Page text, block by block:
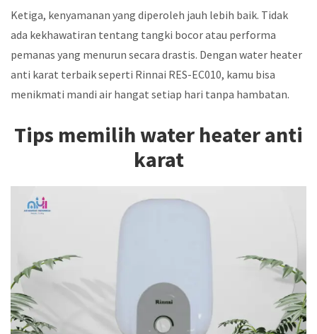
Ketiga, kenyamanan yang diperoleh jauh lebih baik. Tidak
ada kekhawatiran tentang tangki bocor atau performa
pemanas yang menurun secara drastis. Dengan water heater
anti karat terbaik seperti Rinnai RES-EC010, kamu bisa
menikmati mandi air hangat setiap hari tanpa hambatan.
Tips memilih water heater anti
karat